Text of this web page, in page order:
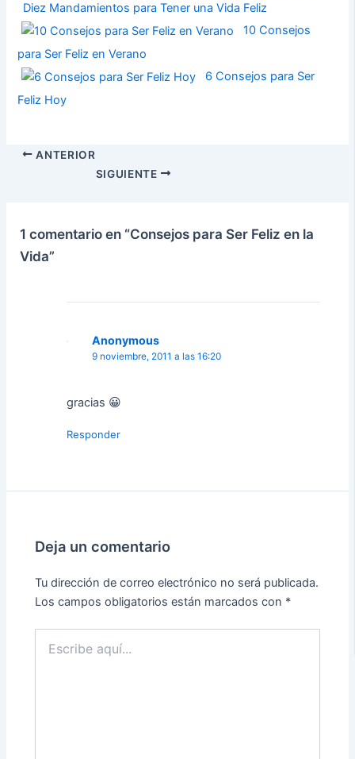
Diez Mandamientos para Tener una Vida Feliz
10 Consejos
para Ser Feliz en Verano
6 Consejos para Ser
Feliz Hoy
ANTERIOR
SIGUIENTE
1 comentario en “Consejos para Ser Feliz en la
Vida”
Anonymous
9 noviembre, 2011 a las 16:20
gracias 😀
Responder
Deja un comentario
Tu dirección de correo electrónico no será publicada.
Los campos obligatorios están marcados con *
aquí...